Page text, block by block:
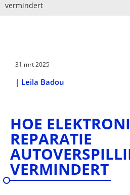
vermindert
31 mrt 2025
| Leila Badou
HOE
REPARATIE
VERMINDERT